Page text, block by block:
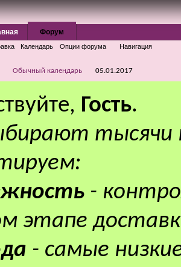
Форум
Календарь Опции форума Навигация
Обычный календарь 05.01.2017
Гость.
-
этапе
- самые